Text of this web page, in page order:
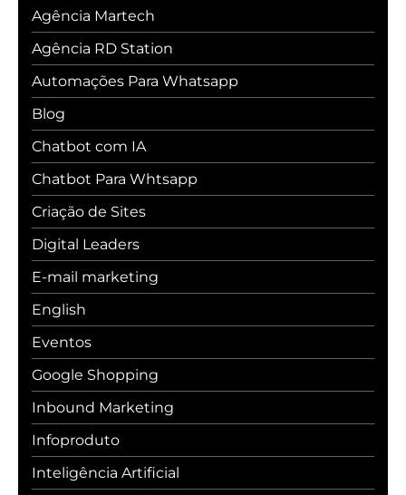
Agência Martech
Agência RD Station
Automações Para Whatsapp
Blog
Chatbot com IA
Chatbot Para Whtsapp
Criação de Sites
Digital Leaders
E-mail marketing
English
Eventos
Google Shopping
Inbound Marketing
Infoproduto
Inteligência Artificial